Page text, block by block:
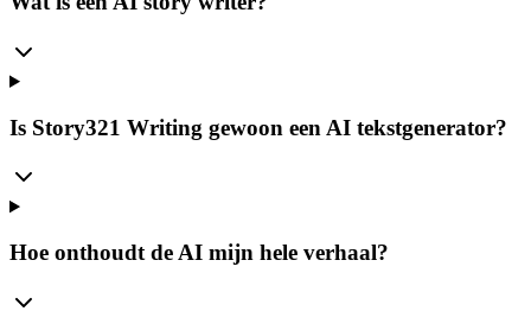
Is Story321 Writing gewoon een AI tekstgenerator?
Hoe onthoudt de AI mijn hele verhaal?